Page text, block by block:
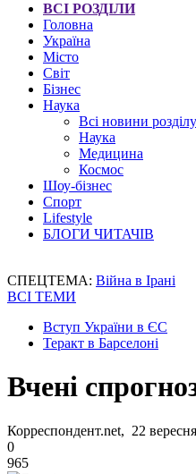
ВСІ РОЗДІЛИ
Головна
Україна
Місто
Світ
Бізнес
Наука
Всі новини розділу
Наука
Медицина
Космос
Шоу-бізнес
Спорт
Lifestyle
БЛОГИ ЧИТАЧІВ
СПЕЦТЕМА: Війна в Ірані
ВСІ ТЕМИ
Вступ України в ЄС
Теракт в Барселоні
Вчені
Корреспондент.net, 22
0
965